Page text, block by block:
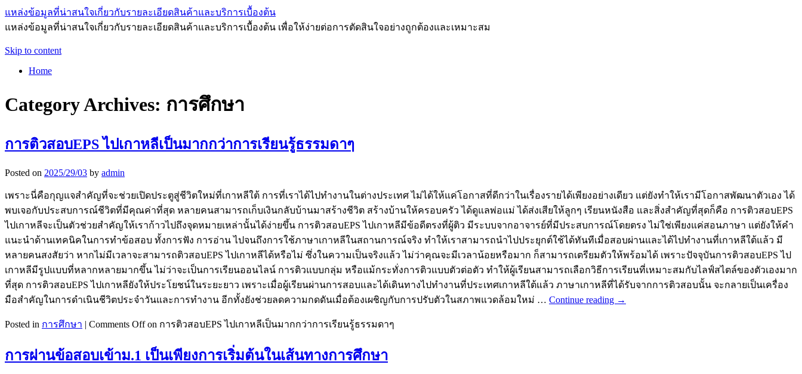
แหล่งข้อมูลที่น่าสนใจเกี่ยวกับรายละเอียดสินค้าและบริการเบื้องต้น
แหล่งข้อมูลที่น่าสนใจเกี่ยวกับรายละเอียดสินค้าและบริการเบื้องต้น เพื่อให้ง่ายต่อการตัดสินใจอย่างถูกต้องและเหมาะสม
Skip to content
Home
Category Archives: การศึกษา
การติวสอบEPS ไปเกาหลีเป็นมากกว่าการเรียนรู้ธรรมดาๆ
Posted on 2025/29/03 by admin
เพราะนี่คือกุญแจสำคัญที่จะช่วยเปิดประตูสู่ชีวิตใหม่ที่เกาหลีใต้ การที่เราได้ไปทำงานในต่างประเทศ ไม่ได้ให้แค่โอกาสที่ดีกว่าในเรื่องรายได้เพียงอย่างเดียว แต่ยังทำให้เรามีโอกาสพัฒนาตัวเอง ได้
พบเจอกับประสบการณ์ชีวิตที่มีคุณค่าที่สุด หลายคนสามารถเก็บเงินกลับบ้านมาสร้างชีวิต สร้างบ้านให้ครอบครัว ได้ดูแลพ่อแม่ ได้ส่งเสียให้ลูกๆ เรียนหนังสือ และสิ่งสำคัญที่สุดก็คือ การติวสอบEPS
ไปเกาหลีจะเป็นตัวช่วยสำคัญให้เราก้าวไปถึงจุดหมายเหล่านั้นได้ง่ายขึ้น การติวสอบEPS ไปเกาหลีมีข้อดีตรงที่ผู้ติว มีระบบจากอาจารย์ที่มีประสบการณ์โดยตรง ไม่ใช่เพียงแค่สอนภาษา แต่ยังให้คำ
แนะนำด้านเทคนิคในการทำข้อสอบ ทั้งการฟัง การอ่าน ไปจนถึงการใช้ภาษาเกาหลีในสถานการณ์จริง ทำให้เราสามารถนำไปประยุกต์ใช้ได้ทันทีเมื่อสอบผ่านและได้ไปทำงานที่เกาหลีใต้แล้ว มี
หลายคนสงสัยว่า หากไม่มีเวลาจะสามารถติวสอบEPS ไปเกาหลีได้หรือไม่ ซึ่งในความเป็นจริงแล้ว ไม่ว่าคุณจะมีเวลาน้อยหรือมาก ก็สามารถเตรียมตัวให้พร้อมได้ เพราะปัจจุบันการติวสอบEPS ไป
เกาหลีมีรูปแบบที่หลากหลายมากขึ้น ไม่ว่าจะเป็นการเรียนออนไลน์ การติวแบบกลุ่ม หรือแม้กระทั่งการติวแบบตัวต่อตัว ทำให้ผู้เรียนสามารถเลือกวิธีการเรียนที่เหมาะสมกับไลฟ์สไตล์ของตัวเองมาก
ที่สุด การติวสอบEPS ไปเกาหลียังให้ประโยชน์ในระยะยาว เพราะเมื่อผู้เรียนผ่านการสอบและได้เดินทางไปทำงานที่ประเทศเกาหลีใต้แล้ว ภาษาเกาหลีที่ได้รับจากการติวสอบนั้น จะกลายเป็นเครื่อง
มือสำคัญในการดำเนินชีวิตประจำวันและการทำงาน อีกทั้งยังช่วยลดความกดดันเมื่อต้องเผชิญกับการปรับตัวในสภาพแวดล้อมใหม่ … Continue reading →
Posted in การศึกษา | Comments Offon การติวสอบEPS ไปเกาหลีเป็นมากกว่าการเรียนรู้ธรรมดาๆ
การผ่านข้อสอบเข้าม.1 เป็นเพียงการเริ่มต้นในเส้นทางการศึกษา